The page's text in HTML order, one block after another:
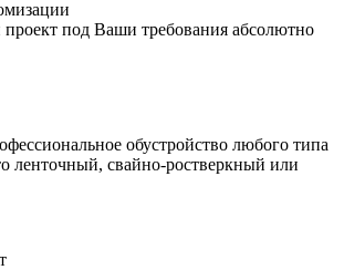
под Ваши требования абсолютно
обустройство любого типа
ленточный, свайно-ростверкный или